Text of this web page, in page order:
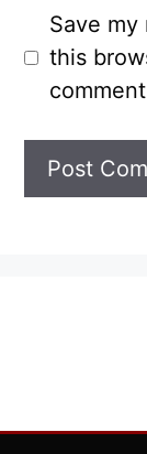
Save my
this